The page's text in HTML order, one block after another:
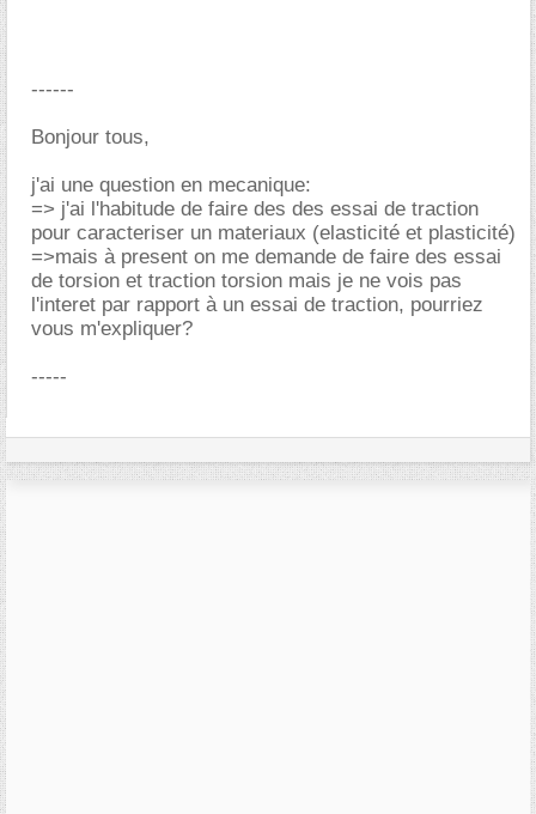
------
Bonjour tous,
j'ai une question en mecanique:
=> j'ai l'habitude de faire des des essai de traction
pour caracteriser un materiaux (elasticité et plasticité)
=>mais à present on me demande de faire des essai
de torsion et traction torsion mais je ne vois pas
l'interet par rapport à un essai de traction, pourriez
vous m'expliquer?
-----